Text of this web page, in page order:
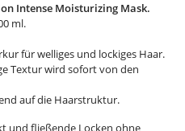
Intense Moisturizing Mask.
ml.
für welliges und lockiges Haar.
Textur wird sofort von den
auf die Haarstruktur.
und fließende Locken ohne